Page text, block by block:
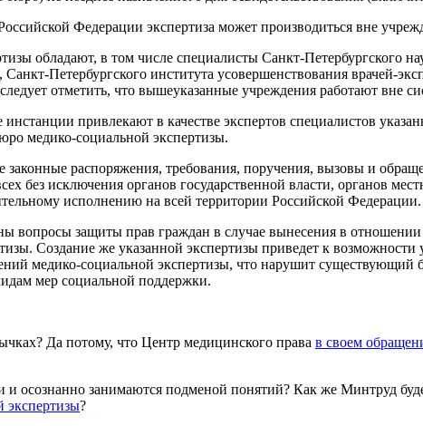
Федерации экспертиза может производиться вне
обладают, в том числе специалисты Санкт-Петербургского
Петербургского института усовершенствования врачей-
отметить, что вышеуказанные учреждения работают вне
привлекают в качестве экспертов специалистов
медико-социальной экспертизы.
распоряжения, требования, поручения, вызовы и
без исключения органов государственной власти, органов
исполнению на всей территории Российской Федерации.
вопросы защиты прав граждан в случае вынесения в
Создание же указанной экспертизы приведет к
медико-социальной экспертизы, что нарушит
мер социальной поддержки.
Да потому, что Центр медицинского права в своем
осознанно занимаются подменой понятий? Как же Минтруд
экспертизы?